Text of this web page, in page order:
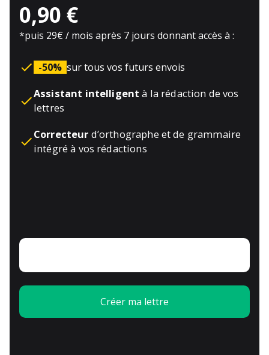
0,90 €
*puis 29€ / mois après 7 jours donnant accès à :
-50% sur tous vos futurs envois
Assistant intelligentà la rédaction de vos
lettres
Correcteur d’orthographe et de grammaire
intégré à vos rédactions
Créer ma lettre